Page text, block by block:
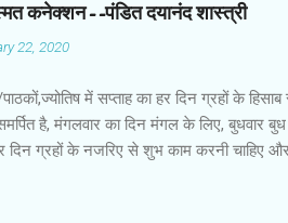
शनिवार को काले रंग की छिपकली से कम हानि होती
प्रतीक -- घर में छिपकली देखकर हम उसे भगाने
जीव-जंतुओं और मनुष्य को प्रकृति का एक अहम
कनेक्शन--पंडित दयानंद शास्त्री
22, 2020
पाठकों,ज्योतिष में सप्ताह का हर दिन ग्रहों के
है, मंगलवार का दिन मंगल के लिए, बुधवार
दिन ग्रहों के नजरिए से शुभ काम करनी चाहिए
आप जानते हैं कि ज्योतिष शास्त्र के हिसाब से